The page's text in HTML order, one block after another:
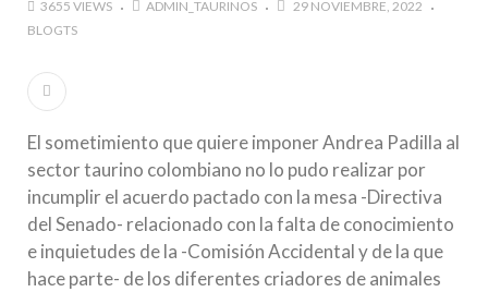
3655 VIEWS ADMIN_TAURINOS
29 NOVIEMBRE, 2022
BLOGTS
El sometimiento que quiere imponer Andrea Padilla al
sector taurino colombiano no lo pudo realizar por
incumplir el acuerdo pactado con la mesa -Directiva
del Senado- relacionado con la falta de conocimiento
e inquietudes de la -Comisión Accidental y de la que
hace parte- de los diferentes criadores de animales